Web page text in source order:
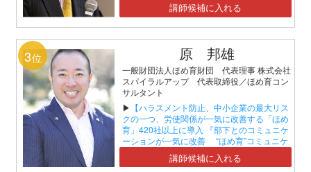
講師候補に入れる
3位 原 邦雄
一般財団法人ほめ育財団 代表理事 株式会社
スパイラルアップ 代表取締役／ほめ育コン
サルタント
▶ 【ハラスメント防止、中小企業の最大リス
クの一つ、労使関係が一気に改善する「ほめ
育」420社以上に導入 『部下とのコミュニケ
ーションが一気に改善 “ほめ育”コミュニケ
ーションセミナー』】講師候補に入れる